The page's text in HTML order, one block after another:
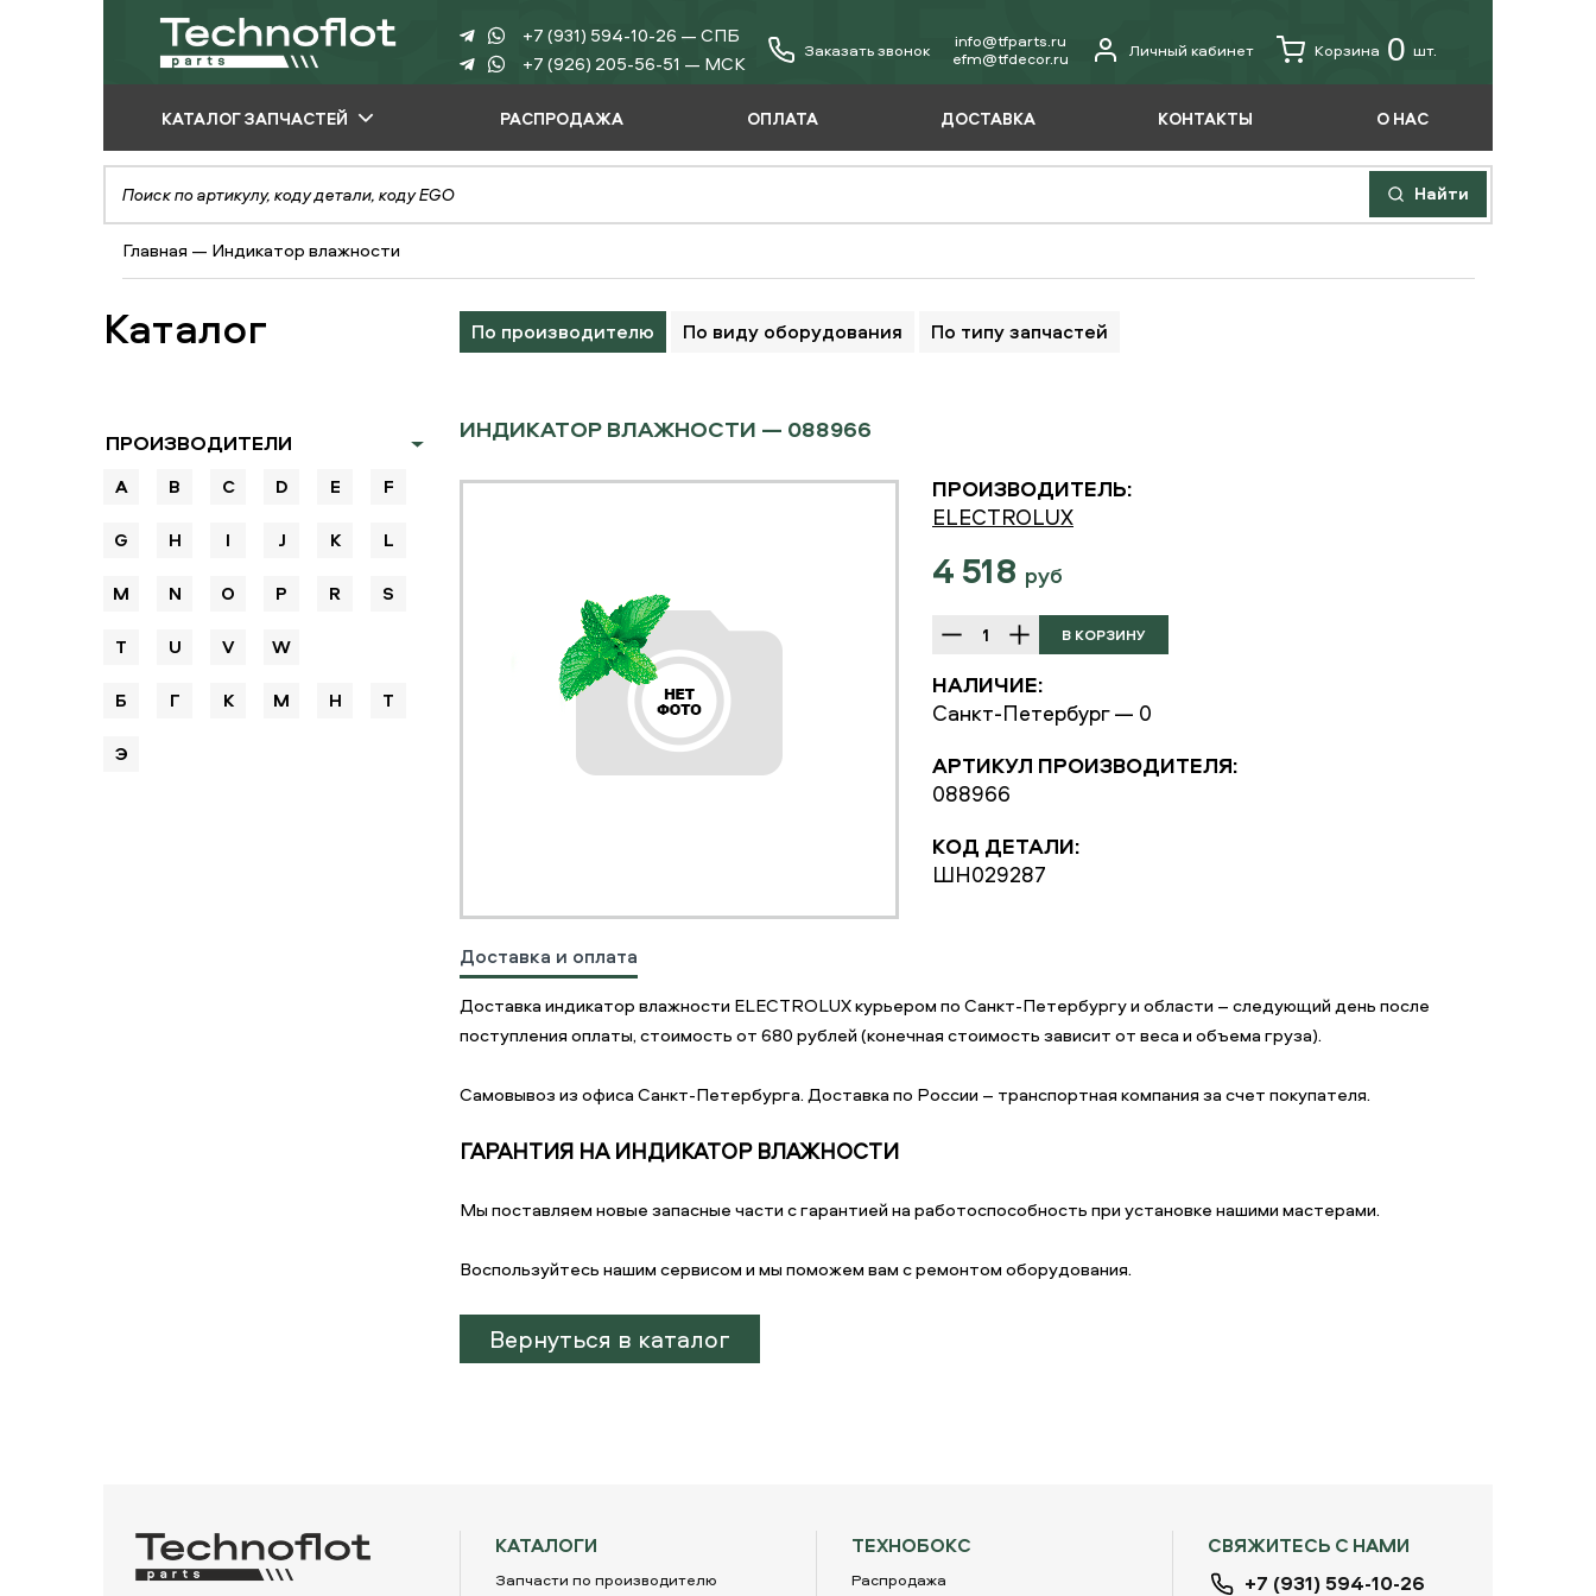
+7 (931) 594-10-26 — СПБ
+7 (926) 205-56-51 — МСК
Заказать звонок
info@tfparts.ru
еfm@tfdecor.ru
Личный кабинет Корзина 0 шт.
КАТАЛОГ ЗАПЧАСТЕЙ
ПО ПРОИЗВОДИТЕЛЮ
ПО ВИДУ
ОБОРУДОВАНИЯ
ПО ТИПУ ЗАПЧАСТЕЙ
РАСПРОДАЖА ОПЛАТА ДОСТАВКА КОНТАКТЫ О НАС
Найти
Главная — Индикатор влажности
Каталог По производителю По виду оборудования По типу запчастей
ПРОИЗВОДИТЕЛИ
A B C D E F
G H I J K L
M N O P R S
T U V W
Б Г К М Н Т
Э
ИНДИКАТОР ВЛАЖНОСТИ — 088966
ПРОИЗВОДИТЕЛЬ:
ELECTROLUX
4 518 руб
НАЛИЧИЕ:
Санкт-Петербург — 0
АРТИКУЛ ПРОИЗВОДИТЕЛЯ:
088966
КОД ДЕТАЛИ:
ШН029287
Доставка и оплата
Доставка индикатор влажности ELECTROLUX курьером по Санкт-Петербургу и области – следующий день после
поступления оплаты, стоимость от 680 рублей (конечная стоимость зависит от веса и объема груза).
Самовывоз из офиса Санкт-Петербурга. Доставка по России – транспортная компания за счет покупателя.
ГАРАНТИЯ НА ИНДИКАТОР ВЛАЖНОСТИ
Мы поставляем новые запасные части с гарантией на работоспособность при установке нашими мастерами.
Воспользуйтесь нашим сервисом и мы поможем вам с ремонтом оборудования.
Вернуться в каталог
СВЯЖИТЕСЬ С НАМИ
+7 (931) 594-10-26
ТЕХНОБОКС
Распродажа
КАТАЛОГИ
Запчасти по производителю